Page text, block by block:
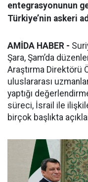
entegrasyonunun
Türkiye’nin askeri
AMİDA HABER -
Şara, Şam’da
Araştırma Direktörü
uluslararası
yaptığı
süreci, İsrail ile
birçok başlıkta